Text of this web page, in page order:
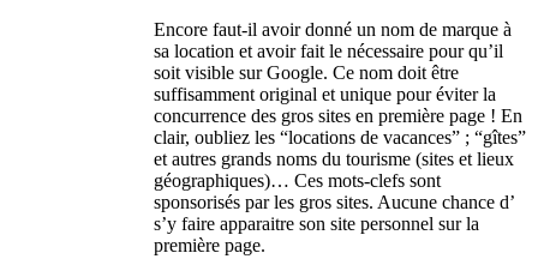
Encore faut-il avoir donné un nom de marque à
sa location et avoir fait le nécessaire pour qu’il
soit visible sur Google. Ce nom doit être
suffisamment original et unique pour éviter la
concurrence des gros sites en première page ! En
clair, oubliez les “locations de vacances” ; “gîtes”
et autres grands noms du tourisme (sites et lieux
géographiques)… Ces mots-clefs sont
sponsorisés par les gros sites. Aucune chance d’
s’y faire apparaitre son site personnel sur la
première page.